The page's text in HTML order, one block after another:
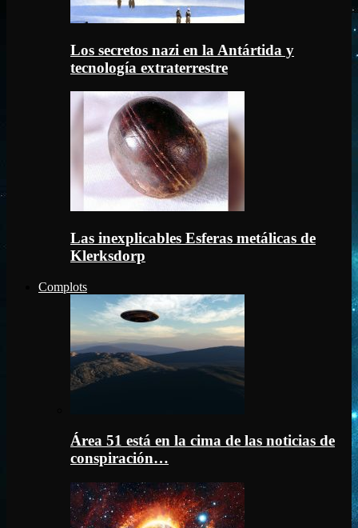
Los secretos nazi en la Antártida y
tecnología extraterrestre
Las inexplicables Esferas metálicas de
Klerksdorp
Complots
Área 51 está en la cima de las noticias de
conspiración…